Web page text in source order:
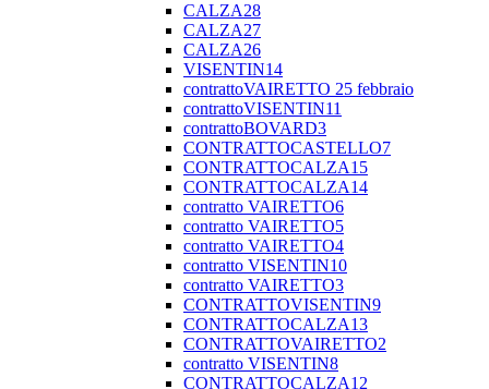
CALZA28
CALZA27
CALZA26
VISENTIN14
contrattoVAIRETTO 25 febbraio
contrattoVISENTIN11
contrattoBOVARD3
CONTRATTOCASTELLO7
CONTRATTOCALZA15
CONTRATTOCALZA14
contratto VAIRETTO6
contratto VAIRETTO5
contratto VAIRETTO4
contratto VISENTIN10
contratto VAIRETTO3
CONTRATTOVISENTIN9
CONTRATTOCALZA13
CONTRATTOVAIRETTO2
contratto VISENTIN8
CONTRATTOCALZA12